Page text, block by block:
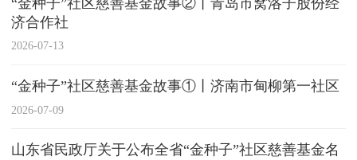
济合作社
2026-07-13
“金种子”社区慈善基金故事①丨济南市甸柳第一社区
2026-07-09
山东省民政厅关于公布全省“金种子”社区慈善基金名